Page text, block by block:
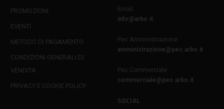
PROMOZIONI
EVENTI
METODO DI PAGAMENTO
CONDIZIONI GENERALI DI
VENDITA
PRIVACY E COOKIE POLICY
Email:
info@arbo.it
Pec Amministrazione:
amministrazione@pec.arbo.it
Pec Commerciale:
commerciale@pec.arbo.it
SOCIAL